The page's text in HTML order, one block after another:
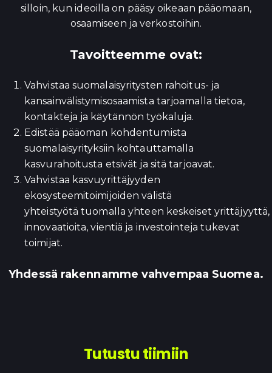
silloin, kun ideoilla on pääsy oikeaan pääomaan,
osaamiseen ja verkostoihin.
Tavoitteemme ovat:
Vahvistaa suomalaisyritysten rahoitus- ja
kansainvälistymisosaamista tarjoamalla tietoa,
kontakteja ja käytännön työkaluja.
Edistää pääoman kohdentumista
suomalaisyrityksiin kohtauttamalla
kasvurahoitusta etsivät ja sitä tarjoavat.
Vahvistaa kasvuyrittäjyyden
ekosysteemitoimijoiden välistä
yhteistyötä tuomalla yhteen keskeiset yrittäjyyttä,
innovaatioita, vientiä ja investointeja tukevat
toimijat.
Yhdessä rakennamme vahvempaa Suomea.
Tutustu tiimiin